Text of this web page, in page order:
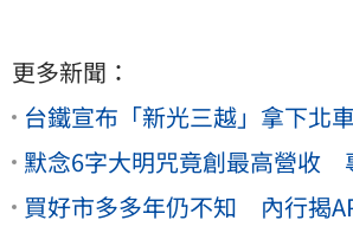
更多新聞：
台鐵宣布「新光三越」拿下北
默念6字大明咒竟創最高營收
買好市多多年仍不知 內行揭